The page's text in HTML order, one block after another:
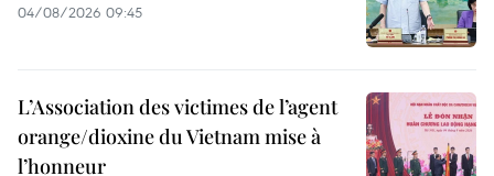
04/08/2026 09:45
L’Association des victimes de l’agent
orange/dioxine du Vietnam mise à
l’honneur